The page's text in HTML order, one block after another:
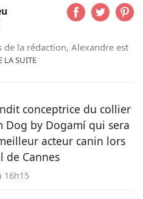
LA SUITE
la rédaction, Alexandre est
son plus jeune âge. Après
sur nos compagnons
conceptrice du collier
Dog by Dogamí qui sera
acteur canin lors
de Cannes
16h15